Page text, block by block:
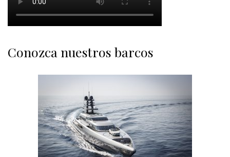
Conozca nuestros barcos